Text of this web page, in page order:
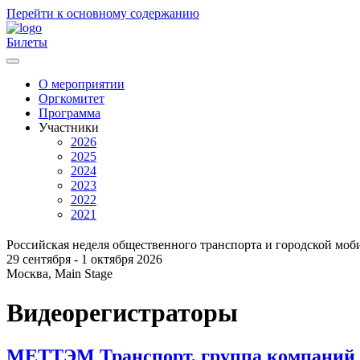
Перейти к основному содержанию
Билеты
Главное
меню
О мероприятии
Оргкомитет
Программа
Участники
2026
2025
2024
2023
2022
2021
Российская неделя общественного транспорта и городской
29 сентября - 1 октября 2026
Москва, Main Stage
Видеорегистраторы